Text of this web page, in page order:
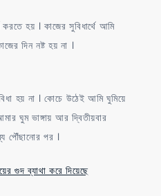
করতে হয় । কাজের সুবিধার্থে আমি
দিন নষ্ট হয় না ।
হয় না । কোচে উঠেই আমি ঘুমিয়ে
ঘুম ভাঙ্গায় আর দ্বিতীয়বার
পৌঁছানোর পর ।
গুদ ব্যাথা করে দিয়েছে